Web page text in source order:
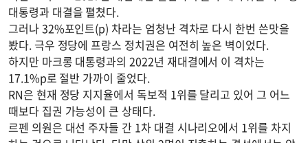
대통령과 대결을 펼쳤다.
그러나 32%포인트(p) 차라는 엄청난 격차로 다시 한번 쓴맛을
봤다. 극우 정당에 프랑스 정치권은 여전히 높은 벽이었다.
하지만 마크롱 대통령과의 2022년 재대결에서 이 격차는
17.1%p로 절반 가까이 줄었다.
RN은 현재 정당 지지율에서 독보적 1위를 달리고 있어 그 어느
때보다 집권 가능성이 큰 상태다.
르펜 의원은 대선 주자들 간 1차 대결 시나리오에서 1위를 차지